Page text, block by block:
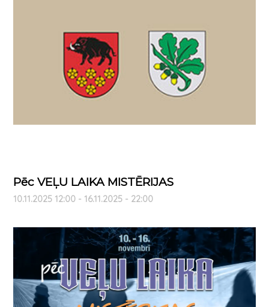
Pēc VEĻU LAIKA MISTĒRIJAS
10.11.2025 12:00 - 16.11.2025 - 22:00